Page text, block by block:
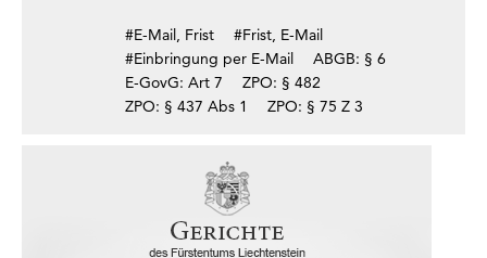
#E-Mail, Frist
#Frist, E-Mail
#Einbringung per E-Mail
ABGB: § 6
E-GovG: Art 7
ZPO: § 482
ZPO: § 437 Abs 1
ZPO: § 75 Z 3